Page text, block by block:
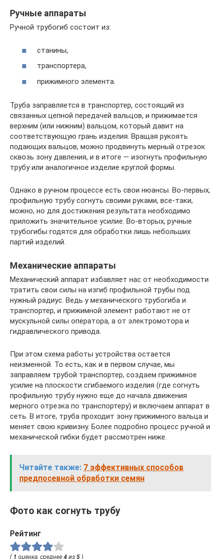
Ручные аппараты
Ручной трубогиб состоит из:
станины,
транспортера,
прижимного элемента.
Труба заправляется в транспортер, состоящий из
связанных цепной передачей вальцов, и прижимается
верхним (или нижним) вальцом, который давит на
соответствующую грань изделия. Вращая рукоять
подающих вальцов, можно продвинуть мерный отрезок
сквозь зону давления, и в итоге — изогнуть профильную
трубу или аналогичное изделие круглой формы.
Однако в ручном процессе есть свои нюансы. Во-первых,
профильную трубу согнуть своими руками, все-таки,
можно, но для достижения результата необходимо
приложить значительное усилие. Во-вторых, ручные
трубогибы годятся для обработки лишь небольших
партий изделий.
Механические аппараты
Механический аппарат избавляет нас от необходимости
тратить свои силы на изгиб профильной трубы под
нужный радиус. Ведь у механического трубогиба и
транспортер, и прижимной элемент работают не от
мускульной силы оператора, а от электромотора и
гидравлического привода.
При этом схема работы устройства остается
неизменной. То есть, как и в первом случае, мы
заправляем трубой транспортер, создаем прижимное
усилие на плоскости сгибаемого изделия (где согнуть
профильную трубу нужно еще до начала движения
мерного отрезка по транспортеру) и включаем аппарат в
сеть. В итоге, труба проходит зону прижимного вальца и
меняет свою кривизну. Более подробно процесс ручной и
механической гибки будет рассмотрен ниже.
Читайте также: 7 эффективных способов
предпосевной обработки семян
Фото как согнуть трубу
Рейтинг
( 1 оценка, среднее 4 из 5 )